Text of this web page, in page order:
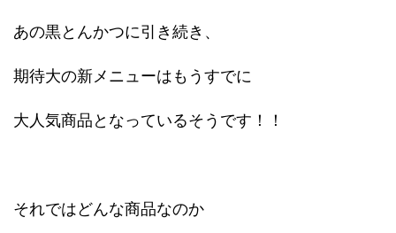
あの黒とんかつに引き続き、
期待大の新メニューはもうすでに
大人気商品となっているそうです！！
それではどんな商品なのか